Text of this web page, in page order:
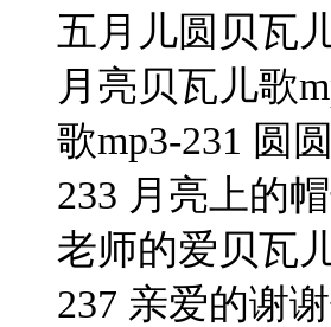
五月儿圆贝瓦
月亮贝瓦儿歌
歌mp3-231 圆
233 月亮上的
老师的爱贝瓦
237 亲爱的谢